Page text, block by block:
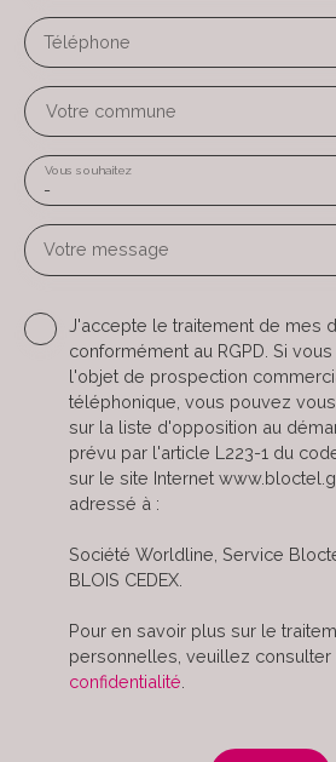
Téléphone
Votre commune
-
Vous souhaitez
Votre message
J'accepte le traitement de mes
conformément au RGPD. Si
l'objet de prospection
téléphonique, vous pouvez
sur la liste d'opposition au
prévu par l'article L223-1 du
sur le site Internet
adressé à :
Société Worldline, Service
BLOIS CEDEX.
Pour en savoir plus sur le
personnelles, veuillez consulter
confidentialité